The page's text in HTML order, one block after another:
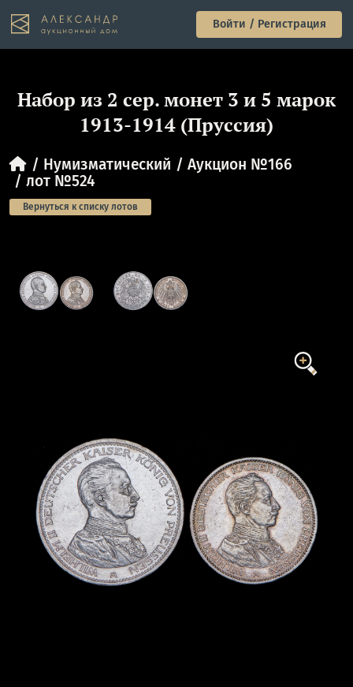
Войти / Регистрация
Набор из 2 сер. монет 3 и 5 марок
1913-1914 (Пруссия)
Нумизматический
Аукцион №166
лот №524
Вернуться к списку лотов